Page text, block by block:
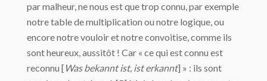
par malheur, ne nous est que trop connu, par exemple
notre table de multiplication ou notre logique, ou
encore notre vouloir et notre convoitise, comme ils
sont heureux, aussitôt ! Car « ce qui est connu est
reconnu [ Was bekannt ist, ist erkannt] » : ils sont